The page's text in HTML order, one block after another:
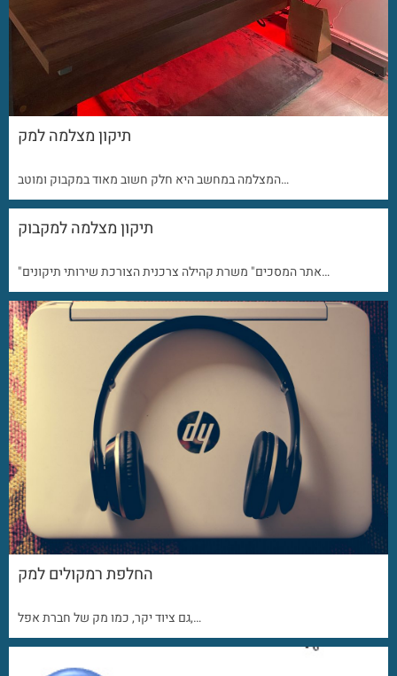
תיקון מצלמה למק
המצלמה במחשב היא חלק חשוב מאוד במקבוק ומוטב…
תיקון מצלמה למקבוק
"אתר המסכים" משרת קהילה צרכנית הצורכת שירותי תיקונים…
החלפת רמקולים למק
גם ציוד יקר, כמו מק של חברת אפל,…